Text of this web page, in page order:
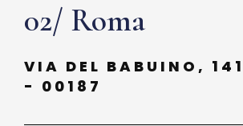
02/ Roma
VIA DEL BABUINO, 141
- 00187